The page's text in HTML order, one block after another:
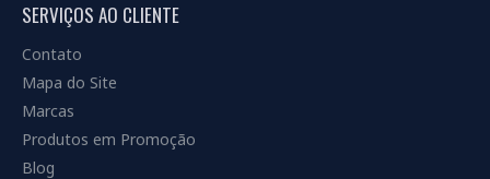
SERVIÇOS AO CLIENTE
Contato
Mapa do Site
Marcas
Produtos em Promoção
Blog